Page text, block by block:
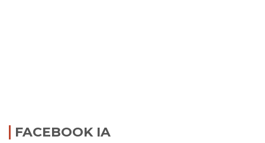
FACEBOOK IA